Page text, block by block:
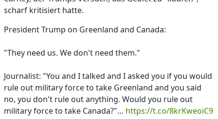
scharf kritisiert hatte.
President Trump on Greenland and Canada:
"They need us. We don't need them."
Journalist: "You and I talked and I asked you if you would
rule out military force to take Greenland and you said
no, you don't rule out anything. Would you rule out
military force to take Canada?"… https://t.co/8krKweoiC9